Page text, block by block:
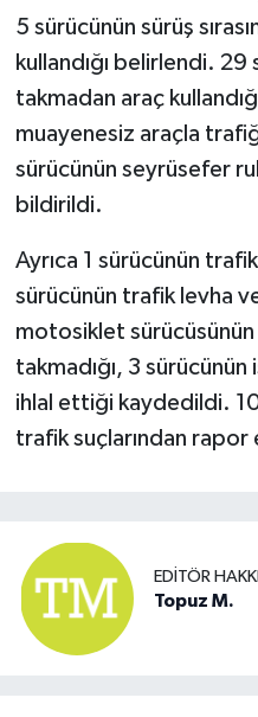
5 sürücünün sürüş
kullandığı belirlendi.
takmadan araç
muayenesiz araçla
sürücünün seyrüsefer
bildirildi.
Ayrıca 1 sürücünün trafik
sürücünün trafik levha
motosiklet sürücüsünün
takmadığı, 3 sürücünün
ihlal ettiği kaydedildi.
trafik suçlarından rapor
EDITÖR
Topuz M.